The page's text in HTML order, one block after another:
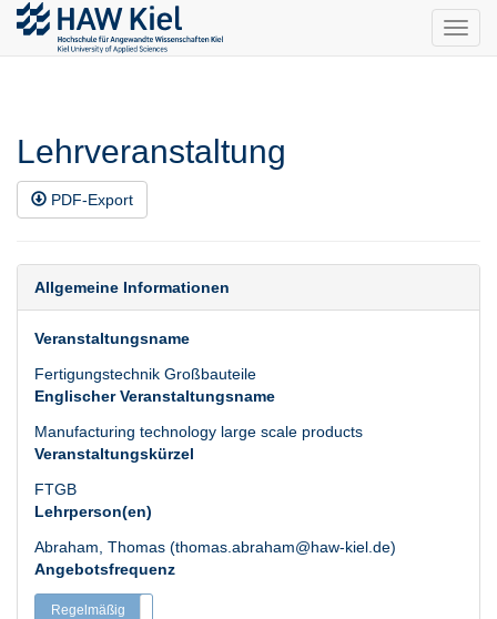
Lehrveranstaltung
PDF-Export
Allgemeine Informationen
Veranstaltungsname
Fertigungstechnik Großbauteile
Englischer Veranstaltungsname
Manufacturing technology large scale products
Veranstaltungskürzel
FTGB
Lehrperson(en)
Abraham, Thomas (thomas.abraham@haw-kiel.de)
Angebotsfrequenz
Regelmäßig